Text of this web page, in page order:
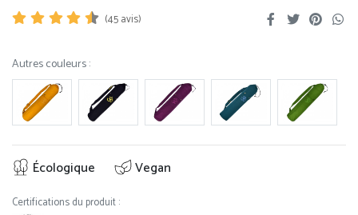
(45avis)
Autres couleurs :
Écologique Vegan
Certifications du produit :